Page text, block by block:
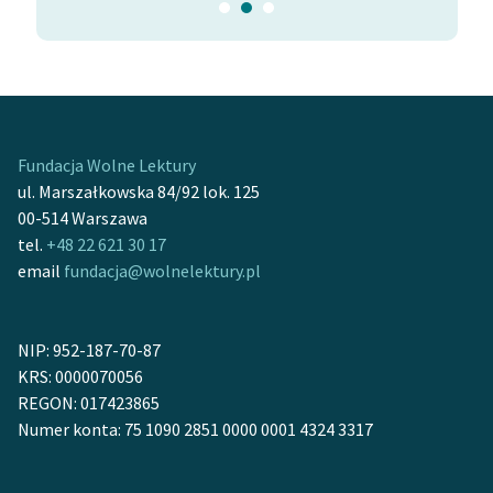
Fundacja Wolne Lektury
ul. Marszałkowska 84/92 lok. 125
00-514 Warszawa
tel. +48 22 621 30 17
email fundacja@wolnelektury.pl
NIP: 952-187-70-87
KRS: 0000070056
REGON: 017423865
Numer konta: 75 1090 2851 0000 0001 4324 3317